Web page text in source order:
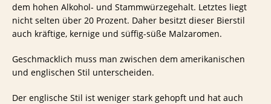
dem hohen Alkohol- und Stammwürzegehalt. Letztes liegt
nicht selten über 20 Prozent. Daher besitzt dieser Bierstil
auch kräftige, kernige und süffig-süße Malzaromen.
Geschmacklich muss man zwischen dem amerikanischen
und englischen Stil unterscheiden.
Der englische Stil ist weniger stark gehopft und hat auch